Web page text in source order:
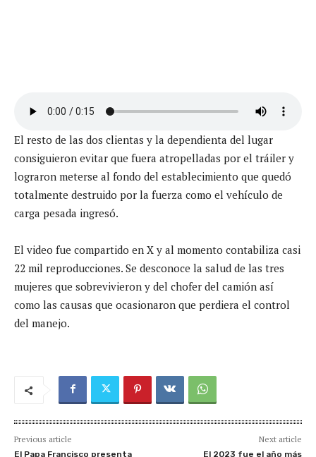
El resto de las dos clientas y la dependienta del lugar
consiguieron evitar que fuera atropelladas por el tráiler y
lograron meterse al fondo del establecimiento que quedó
totalmente destruido por la fuerza como el vehículo de
carga pesada ingresó.
El video fue compartido en X y al momento contabiliza casi
22 mil reproducciones. Se desconoce la salud de las tres
mujeres que sobrevivieron y del chofer del camión así
como las causas que ocasionaron que perdiera el control
del manejo.
Previous article
El Papa Francisco presenta
Next article
El 2023 fue el año más